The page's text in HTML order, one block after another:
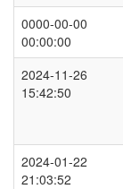
0000-00-00
00:00:00
2024-11-26
15:42:50
2024-01-22
21:03:52